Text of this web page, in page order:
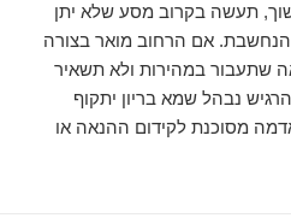
תעשה בקרוב מסע שלא יתן
אם הרחוב מואר בצורה
שתעבור במהירות ולא תשאיר
נבהל שמא בריון יתקוף
מסוכנת לקידום ההנאה או